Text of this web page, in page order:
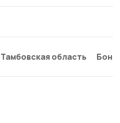
Тамбовская область